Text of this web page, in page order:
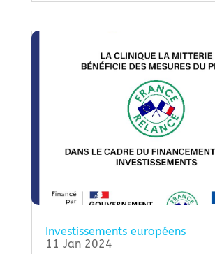
Investissements européens
11 Jan 2024